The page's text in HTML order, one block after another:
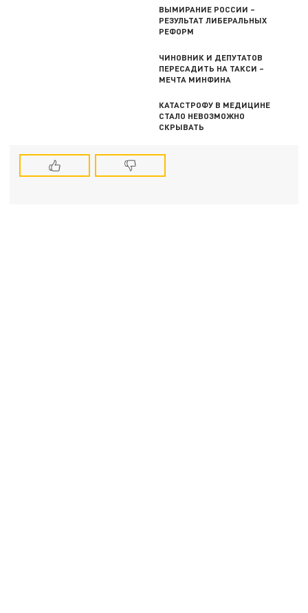
ВЫМИРАНИЕ РОССИИ –
РЕЗУЛЬТАТ ЛИБЕРАЛЬНЫХ
РЕФОРМ
ЧИНОВНИК И ДЕПУТАТОВ
ПЕРЕСАДИТЬ НА ТАКСИ –
МЕЧТА МИНФИНА
КАТАСТРОФУ В МЕДИЦИНЕ
СТАЛО НЕВОЗМОЖНО
СКРЫВАТЬ